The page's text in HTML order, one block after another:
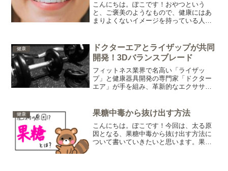
こんにちは。ぽこです！おやつという
と、ご褒美のようなもので、健康にはあ
まりよくないイメージを持っている人が
のスナック菓子はそうかもしれません
が、実は健康にいいものもある...
健康
ドクターエアとライザップが共同
開発！3Dバランスブレード
フィットネス業界で名高い「ライザッ
プ」と健康器具開発の専門家「ドクター
エア」が手を組み、革新的なエクササイ
ンスとコア力を鍛えることを主目的とし
ています。3Dバランスブ...
健康 果糖中毒から抜け出す方法
こんにちは。ぽこです！今回は、太る原
因となる、果糖中毒から抜け出す方法に
ついて書いていきたいと思います。果糖